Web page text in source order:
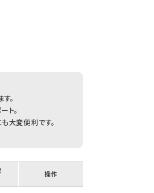
。
ト。
大変便利です。
操作